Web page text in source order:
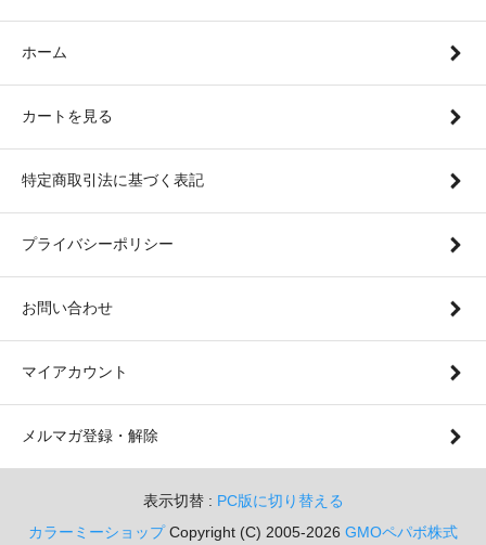
ホーム
カートを見る
特定商取引法に基づく表記
プライバシーポリシー
お問い合わせ
マイアカウント
メルマガ登録・解除
表示切替 : PC版に切り替える
カラーミーショップCopyright (C) 2005-2026 GMOペパボ株式